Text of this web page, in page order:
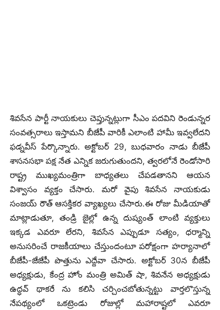
శివసేన పార్టీ నాయకులు చెప్తున్నట్లుగా సీఎం పదవిని రెండున్నర
సంవత్సరాలు ఇస్తామని బీజేపీ వారికీ ఎలాంటి హామీ ఇవ్వలేదని
ఫడ్నవీస్ పేర్కొన్నారు. అక్టోబర్ 29, బుధవారం నాడు బీజేపీ
శాసనసభా పక్ష నేత ఎన్నిక జరుగుతుందని, త్వరలోనే రెండోసారి
రాష్ట్ర ముఖ్యమంత్రిగా బాధ్యతలు చేపడతానని ఆయన
విశ్వాసం వ్యక్తం చేసారు. మరో వైపు శివసేన నాయకుడు
సంజయ్‌ రౌత్‌ ఆసక్తికర వ్యాఖ్యలు చేసారు.ఈ రోజు మీడియాతో
మాట్లాడుతూ, తండ్రి జైల్లో ఉన్న దుష్యంత్‌ లాంటి వ్యక్తులు
ఇక్కడ ఎవరూ లేరని, శివసేన ఎప్పుడూ సత్యం, ధర్మాన్ని
అనుసరించే రాజకీయాలు చేస్తుందంటూ పరోక్షంగా హర్యానాలో
బీజేపీ-జేజేపీ పొత్తును ఎద్దేవా చేసారు. అక్టోబర్ 30న బీజేపీ
అధ్యక్షుడు, కేంద్ర హోం మంత్రి అమిత్ షా, శివనేన అధ్యక్షుడు
ఉద్ధవ్ థాకరే ను కలిసి చర్చించబోతున్నట్టు వార్తలొస్తున్న
నేపథ్యంలో ఒకట్రెండు రోజుల్లో మహారాష్టలో ఎవరూ